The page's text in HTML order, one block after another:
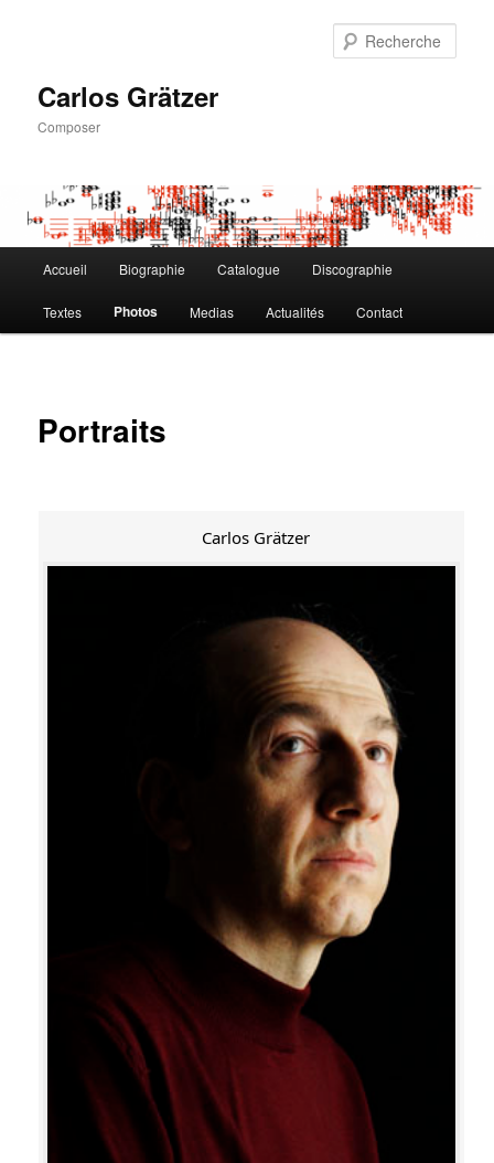
Carlos Grätzer
Composer
Accueil Biographie Catalogue Discographie
Textes Photos Medias Actualités Contact
Portraits
Carlos Grätzer